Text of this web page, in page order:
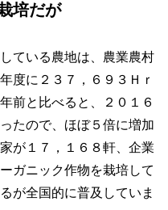
培だが
ている農地は、農業農村
度に２３７，６９３Ｈｒ
前と比べると、２０１６
たので、ほぼ５倍に増加
が１７，１６８軒、企業
ガニック作物を栽培して
が全国的に普及していま